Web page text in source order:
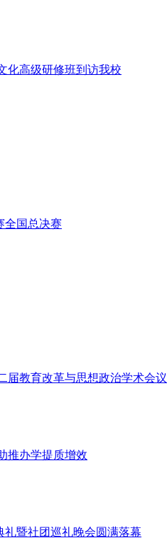
高级研修班到访我校
全国总决赛
教育改革与思想政治学术会议
推办学提质增效
暨社团巡礼晚会圆满落幕